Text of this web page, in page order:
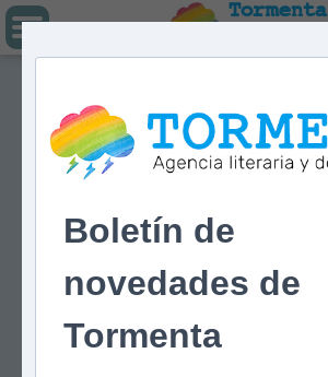
Boletín de
novedades de
Tormenta
Tormenta